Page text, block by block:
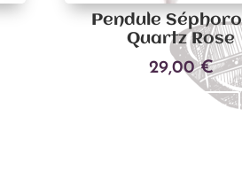
Pendule
Quartz Rose
29,00€
Ajouter au panier